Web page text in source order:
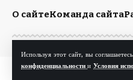
Используя этот сайт, вы
конфиденциальности и Условия
О сайтеКоманда сайта
© Kp.md. Все